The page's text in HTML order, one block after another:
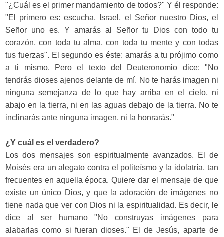
"¿Cuál es el primer mandamiento de todos?" Y él responde:
"El primero es: escucha, Israel, el Señor nuestro Dios, el
Señor uno es. Y amarás al Señor tu Dios con todo tu
corazón, con toda tu alma, con toda tu mente y con todas
tus fuerzas". El segundo es éste: amarás a tu prójimo como
a ti mismo. Pero el texto del Deuteronomio dice: "No
tendrás dioses ajenos delante de mí. No te harás imagen ni
ninguna semejanza de lo que hay arriba en el cielo, ni
abajo en la tierra, ni en las aguas debajo de la tierra. No te
inclinarás ante ninguna imagen, ni la honrarás."
¿Y cuál es el verdadero?
Los dos mensajes son espiritualmente avanzados. El de
Moisés era un alegato contra el politeísmo y la idolatría, tan
frecuentes en aquella época. Quiere dar el mensaje de que
existe un único Dios, y que la adoración de imágenes no
tiene nada que ver con Dios ni la espiritualidad. Es decir, le
dice al ser humano "No construyas imágenes para
alabarlas como si fueran dioses." El de Jesús, aparte de